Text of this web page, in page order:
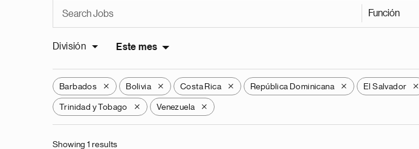
Función
División Este mes
Barbados X Bolivia X Costa Rica X República Dominicana X El Salvador X
Trinidad y Tobago X Venezuela X
Showing 1 results